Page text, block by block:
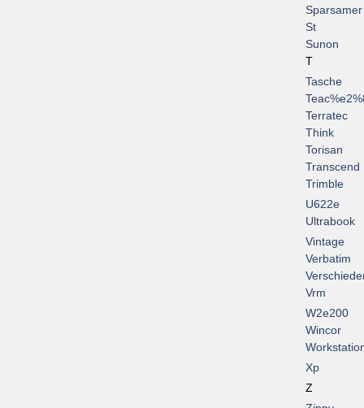
Sparsamer
St
Sunon
T
Tasche
Terratec
Think
Torisan
Transcend
Trimble
U622e
Ultrabook
Vintage
Verbatim
Vrm
W2e200
Wincor
Xp
Z